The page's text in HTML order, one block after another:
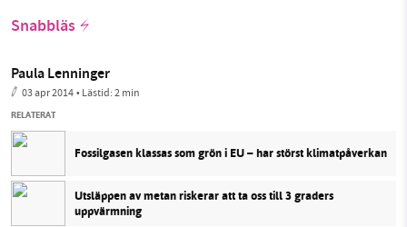
Snabbläs
Paula Lenninger
03 apr 2014• Lästid:2 min
RELATERAT
Fossilgasen klassas som grön i EU – har störst klimatpåverkan
Utsläppen av metan riskerar att ta oss till 3 graders
uppvärmning